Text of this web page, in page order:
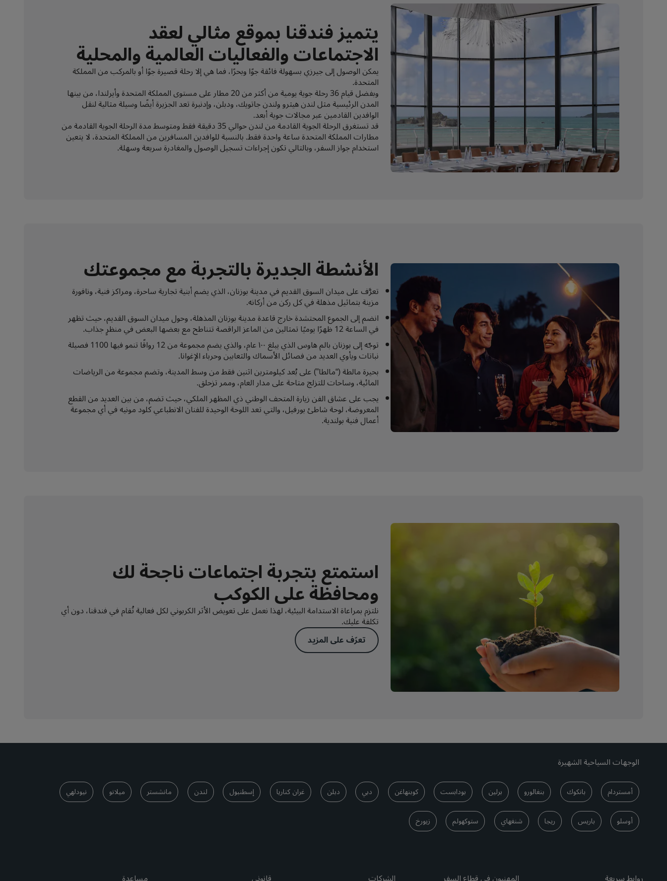
يتميز فندقنا بموقع مثالي لعقد
الاجتماعات والفعاليات العالمية والمحلية
يمكن الوصول إلى جيرزي بسهولة فائقة جوًا وبحرًا، فما هي إلا رحلة قصيرة جوًا أو بالمركب من المملكة
المتحدة.
وبفضل قيام 36 رحلة جوية يومية من أكثر من 20 مطار على مستوى المملكة المتحدة وأيرلندا، من بينها
المدن الرئيسية مثل لندن هيثرو ولندن جاتويك، ودبلن، وإدنبرة تعد الجزيرة أيضًا وسيلة مثالية لنقل
الوافدين القادمين عبر مجالات جوية أبعد.
قد تستغرق الرحلة الجوية القادمة من لندن حوالي 35 دقيقة فقط ومتوسط مدة الرحلة الجوية القادمة من
مطارات المملكة المتحدة ساعة واحدة فقط. بالنسبة للوافدين المسافرين من المملكة المتحدة، لا يتعين
استخدام جواز السفر، وبالتالي تكون إجراءات تسجيل الوصول والمغادرة سريعة وسهلة.
الأنشطة الجديرة بالتجربة مع مجموعتك
تعرَّف على ميدان السوق القديم في مدينة بوزنان، الذي يضم أبنية تجارية ساحرة، ومراكز فنية، ونافورة
مزينة بتماثيل مذهلة في كل ركن من أركانه.
انضم إلى الجموع المحتشدة خارج قاعدة مدينة بوزنان المذهلة، وحول ميدان السوق القديم، حيث تظهر
في الساعة 12 ظهرًا يوميًا تمثالين من الماعز الراقصة تتناطح مع بعضها البعض في منظرٍ جذاب.
توجّه إلى بوزنان بالم هاوس الذي يبلغ ١٠٠ عام، والذي يضم مجموعة من 12 رواقًا تنمو فيها 1100 فصيلة
نباتات ويأوي العديد من فصائل الأسماك والثعابين وحرباء الإغوانا.
بحيرة مالطة (“مالطا”) على بُعد كيلومترين اثنين فقط من وسط المدينة، وتضم مجموعة من الرياضات
المائية، وساحات للتزلج متاحة على مدار العام، وممر تزحلق.
يجب على عشاق الفن زيارة المتحف الوطني ذي المظهر الملكي، حيث تضم، من بين العديد من القطع
المعروضة، لوحة شاطئ بورفيل، والتي تعد اللوحة الوحيدة للفنان الانطباعي كلود مونيه في أي مجموعة
أعمال فنية بولندية.
استمتع بتجربة اجتماعات ناجحة لك
ومحافظة على الكوكب
نلتزم بمراعاة الاستدامة البيئية، لهذا نعمل على تعويض الأثر الكربوني لكل فعالية تُقام في فندقنا، دون أي
تكلفة عليك.
تعرّف على المزيد
الوجهات السياحية الشهيرة
أمستردام بانكوك بنغالورو برلين بودابست كوبنهاغن دبي دبلن غران كناريا إسطنبول لندن مانشستر ميلانو نيودلهي
أوسلو باريس ريجا شنغهاي ستوكهولم زيورخ